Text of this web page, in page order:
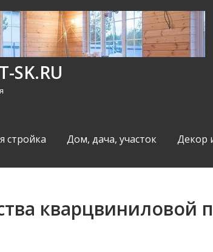
SK.RU
стройка Дом, дача, участок Декор
кварцвиниловой